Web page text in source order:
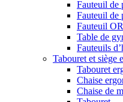
Fauteuil de
Fauteuil de
Fauteuil
Table de
Fauteuils
Tabouret et siège
Tabouret
Chaise
Chaise de